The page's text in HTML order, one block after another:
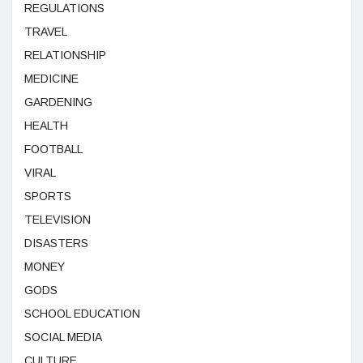
REGULATIONS
TRAVEL
RELATIONSHIP
MEDICINE
GARDENING
HEALTH
FOOTBALL
VIRAL
SPORTS
TELEVISION
DISASTERS
MONEY
GODS
SCHOOL EDUCATION
SOCIAL MEDIA